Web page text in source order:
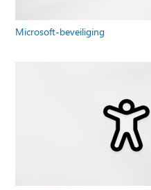
Microsoft-beveiliging